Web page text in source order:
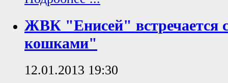
ЖВК "Енисей" встречается
кошками"
12.01.2013 19:30